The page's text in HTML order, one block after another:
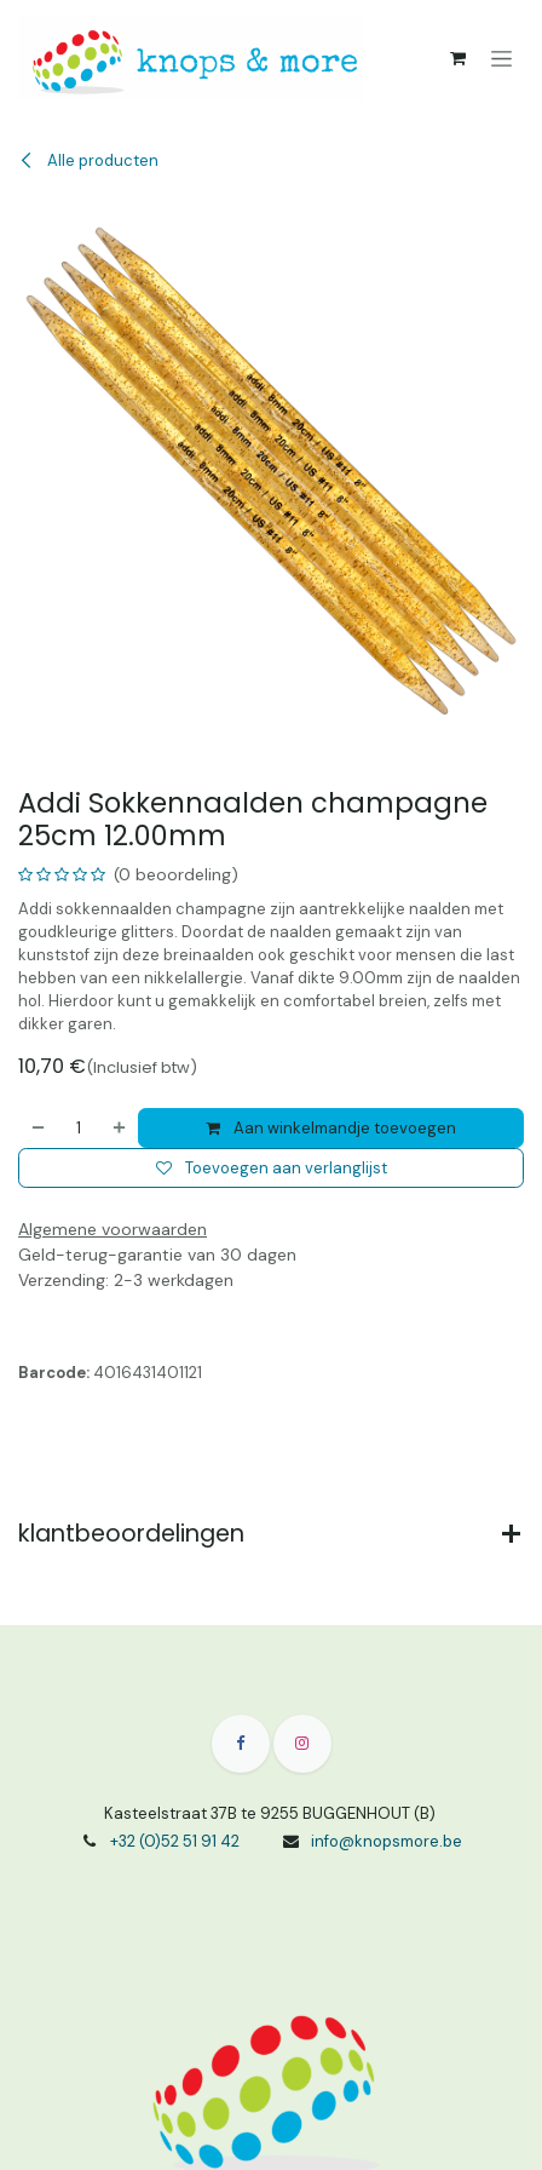
Alle producten
Addi Sokkennaalden champagne
25cm 12.00mm
(0 beoordeling)
Addi sokkennaalden champagne zijn aantrekkelijke naalden met
goudkleurige glitters. Doordat de naalden gemaakt zijn van
kunststof zijn deze breinaalden ook geschikt voor mensen die last
hebben van een nikkelallergie. Vanaf dikte 9.00mm zijn de naalden
hol. Hierdoor kunt u gemakkelijk en comfortabel breien, zelfs met
dikker garen.
10,70 €(Inclusief btw)
Aan winkelmandje toevoegen
Toevoegen aan verlanglijst
Algemene voorwaarden
Geld-terug-garantie van 30 dagen
Verzending: 2-3 werkdagen
Barcode: 4016431401121
klantbeoordelingen
Kasteelstraat 37B te 9255 BUGGENHOUT (B)
+32 (0)52 51 91 42
info@knopsmore.be